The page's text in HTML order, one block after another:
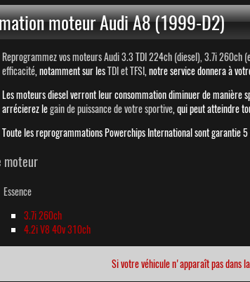
moteur Audi A8 (1999-D2)
Reprogrammez vos moteurs Audi 3.3 TDI 224ch (diesel), 3.7i 260ch
efficacité, notamment sur lesTDI et TFSI, notre service donnera à
Les moteurs diesel verront leur consommation diminuer de manière
arrécierez legain de puissance de votre sportive, qui peut atteindre
Toute les reprogrammations Powerchips International sont garantie
moteur
Essence
3.7i 260ch
4.2i V8 40v 310ch
Si votre véhicule n'apparaît pas dans